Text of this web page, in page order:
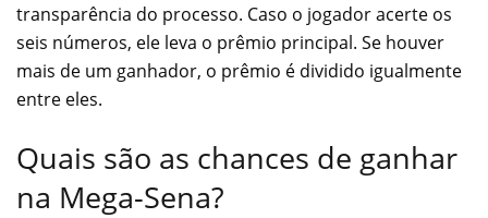
transparência do processo. Caso o jogador acerte os
seis números, ele leva o prêmio principal. Se houver
mais de um ganhador, o prêmio é dividido igualmente
entre eles.
Quais são as chances de ganhar
na Mega-Sena?